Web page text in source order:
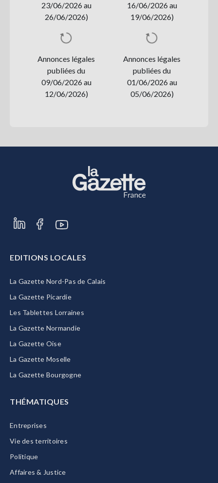
23/06/2026 au
26/06/2026)
16/06/2026 au
19/06/2026)
Annonces légales
publiées du
09/06/2026 au
12/06/2026)
Annonces légales
publiées du
01/06/2026 au
05/06/2026)
EDITIONS LOCALES
La Gazette Nord-Pas de Calais
La Gazette Picardie
Les Tablettes Lorraines
La Gazette Normandie
La Gazette Oise
La Gazette Moselle
La Gazette Bourgogne
THÉMATIQUES
Entreprises
Vie des territoires
Politique
Affaires & Justice